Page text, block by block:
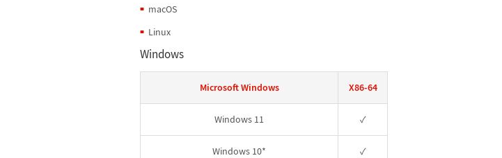
macOS
Linux
Windows
Microsoft Windows X86-64
Windows 11 ✓
Windows 10* ✓